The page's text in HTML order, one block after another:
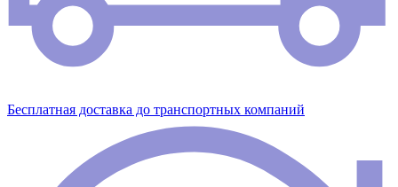
Бесплатная доставка до транспортных компаний